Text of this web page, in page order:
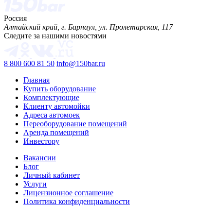
Россия
Алтайский край, г. Барнаул, ул. Пролетарская, 117
Следите за нашими новостями
8 800 600 81 50 info@150bar.ru
Главная
Купить оборудование
Комплектующие
Клиенту автомойки
Адреса автомоек
Переоборудование помещений
Аренда помещений
Инвестору
Вакансии
Блог
Личный кабинет
Услуги
Лицензионное соглашение
Политика конфиденциальности